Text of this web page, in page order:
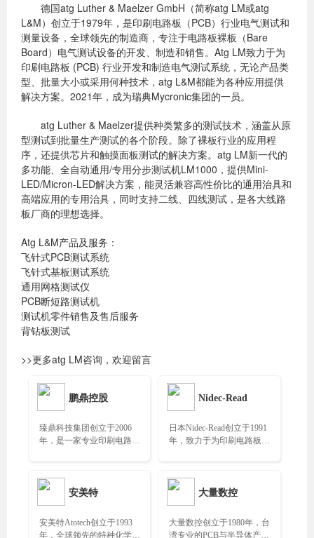
德国atg Luther & Maelzer GmbH（简称atg LM或atg
L&M）创立于1979年，是印刷电路板（PCB）行业电气测试和
测量设备，全球领先的制造商，专注于电路板裸板（Bare
Board）电气测试设备的开发、制造和销售。Atg LM致力于为
印刷电路板 (PCB) 行业开发和制造电气测试系统，无论产品类
型、批量大小或采用何种技术，atg L&M都能为各种应用提供
解决方案。2021年，成为瑞典Mycronic集团的一员。
atg Luther & Maelzer提供种类繁多的测试技术，涵盖从原
型测试到批量生产测试的各个阶段。除了裸板行业的应用程
序，还提供芯片和触摸面板测试的解决方案。atg LM新一代的
多功能、全自动通用/专用分步测试机LM1000，提供Mini-
LED/Micron-LED解决方案，能灵活兼容高性价比的通用治具和
高端应用的专用治具，同时支持二线、四线测试，是各大线路
板厂商的理想选择。
Atg L&M产品及服务：
飞针式PCB测试系统
飞针式基板测试系统
通用网格测试仪
PCB断短路测试机
测试机零件销售及售后服务
背钻板测试
>>更多atg LM咨询，欢迎留言
鹏鼎控股
臻鼎科技集团创立于2006
年，是一家专业印刷电路板
Nidec-Read
日本Nidec-Read创立于1991
年，致力于为印刷电路板和
安美特
安美特Atotech创立于1993
年，全球领先的特种化学品
大量数控
大量数控创立于1980年，台
湾专业的PCB与半导体产业